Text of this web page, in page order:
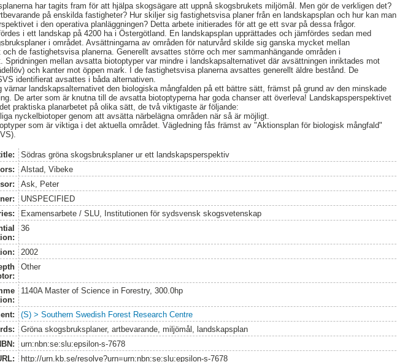
har tagits fram för att hjälpa skogsägare att uppnå skogsbrukets miljömål. Men gör de verkligen det?
på enskilda fastigheter? Hur skiljer sig fastighetsvisa planer från en landskapsplan och hur kan man
i den operativa planläggningen? Detta arbete initierades för att ge ett svar på dessa frågor.
i ett landskap på 4200 ha i Östergötland. En landskapsplan upprättades och jämfördes sedan med
i området. Avsättningarna av områden för naturvård skilde sig ganska mycket mellan
de fastighetsvisa planerna. Generellt avsattes större och mer sammanhängande områden i
Spridningen mellan avsatta biotoptyper var mindre i landskapsalternativet där avsättningen inriktades mot
och kanter mot öppen mark. I de fastighetsvisa planerna avsattes generellt äldre bestånd. De
identifierat avsattes i båda alternativen.
värnar landskapsalternativet den biologiska mångfalden på ett bättre sätt, främst på grund av den minskade
De arter som är knutna till de avsatta biotoptyperna har goda chanser att överleva! Landskapsperspektivet
praktiska planarbetet på olika sätt, de två viktigaste är följande:
nyckelbiotoper genom att avsätta närbelägna områden när så är möjligt.
som är viktiga i det aktuella området. Vägledning fås främst av "Aktionsplan för biologisk mångfald"
Södras gröna skogsbruksplaner ur ett landskapsperspektiv
Alstad, Vibeke
Ask, Peter
UNSPECIFIED
Examensarbete / SLU, Institutionen för sydsvensk skogsvetenskap
36
2002
Other
1140A Master of Science in Forestry, 300.0hp
(S) > Southern Swedish Forest Research Centre
Gröna skogsbruksplaner, artbevarande, miljömål, landskapsplan
urn:nbn:se:slu:epsilon-s-7678
http://urn.kb.se/resolve?urn=urn:nbn:se:slu:epsilon-s-7678